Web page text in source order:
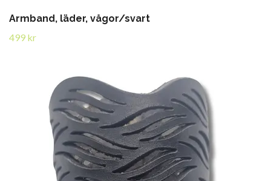
Armband, läder, vågor/svart
499 kr